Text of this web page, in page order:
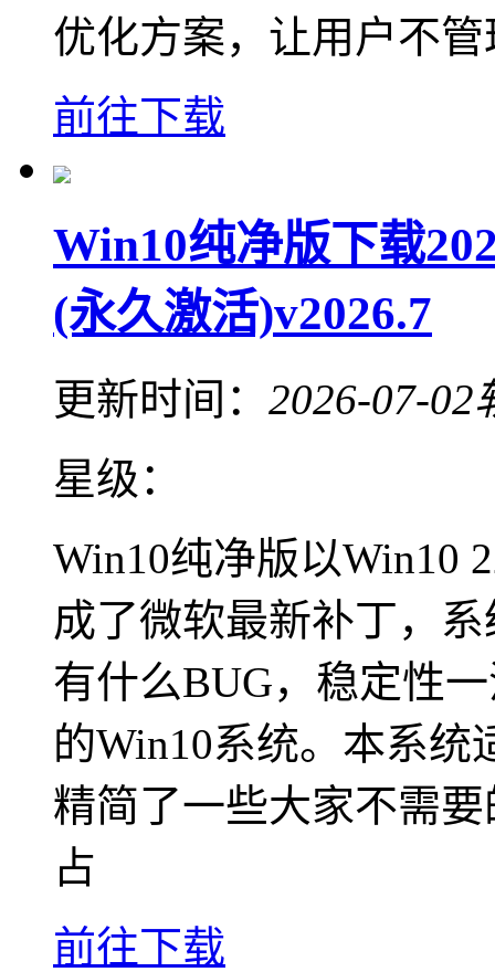
优化方案，让用户不
前往下载
Win10纯净版下载
(永久激活)v2026.7
更新时间： 2026-07-02
星级：
Win10纯净版以Win10
成了微软最新补丁，
有什么BUG，稳定性
的Win10系统。本系
精简了一些大家不需
占
前往下载